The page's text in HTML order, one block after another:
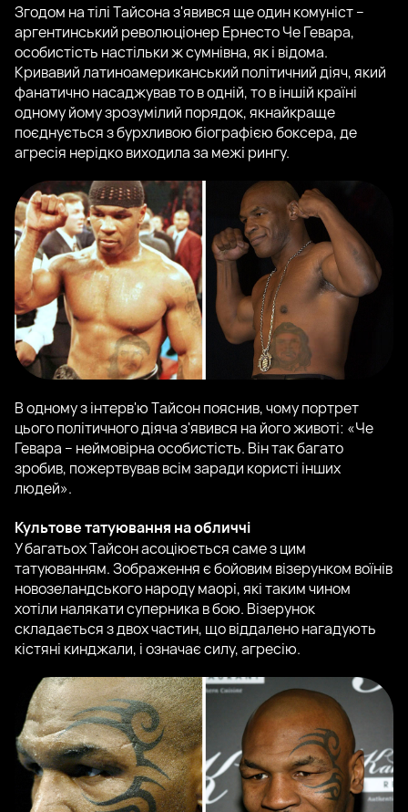
Згодом на тілі Тайсона з'явився ще один комуніст –
аргентинський революціонер Ернесто Че Гевара,
особистість настільки ж сумнівна, як і відома.
Кривавий латиноамериканський політичний діяч, який
фанатично насаджував то в одній, то в іншій країні
одному йому зрозумілий порядок, якнайкраще
поєднується з бурхливою біографією боксера, де
агресія нерідко виходила за межі рингу.
В одному з інтерв'ю Тайсон пояснив, чому портрет
цього політичного діяча з'явився на його животі: «Че
Гевара – неймовірна особистість. Він так багато
зробив, пожертвував всім заради користі інших
людей».
Культове татуювання на обличчі
У багатьох Тайсон асоціюється саме з цим
татуюванням. Зображення є бойовим візерунком воїнів
новозеландського народу маорі, які таким чином
хотіли налякати суперника в бою. Візерунок
складається з двох частин, що віддалено нагадують
кістяні кинджали, і означає силу, агресію.